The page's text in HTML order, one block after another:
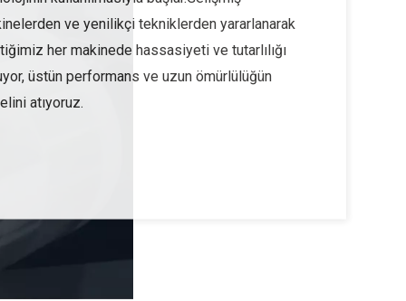
ve yenilikçi tekniklerden yararlanarak
her makinede hassasiyeti ve tutarlılığı
üstün performans ve uzun ömürlülüğün
atıyoruz.